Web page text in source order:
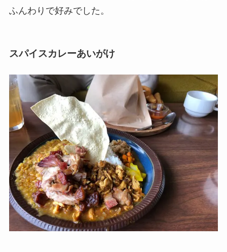
ふんわりで好みでした。
スパイスカレーあいがけ